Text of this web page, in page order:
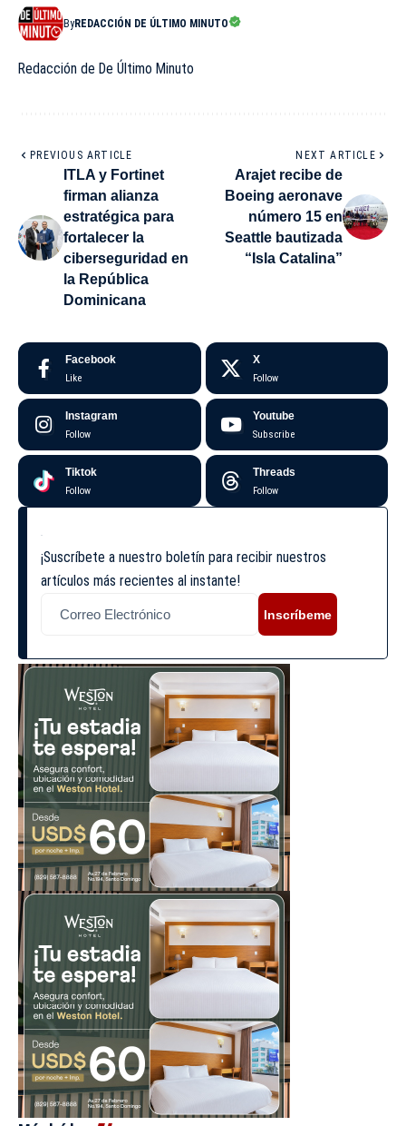
ByREDACCIÓN DE ÚLTIMO MINUTO
Redacción de De Último Minuto
PREVIOUS ARTICLE
ITLA y Fortinet
firman alianza
estratégica para
fortalecer la
ciberseguridad en
la República
Dominicana
NEXT ARTICLE
Arajet recibe de
Boeing aeronave
número 15 en
Seattle bautizada
“Isla Catalina”
Facebook
Like
X
Follow
Instagram
Follow
Youtube
Subscribe
Tiktok
Follow
Threads
Follow
¡Suscríbete a nuestro boletín para recibir nuestros
artículos más recientes al instante!
Inscríbeme